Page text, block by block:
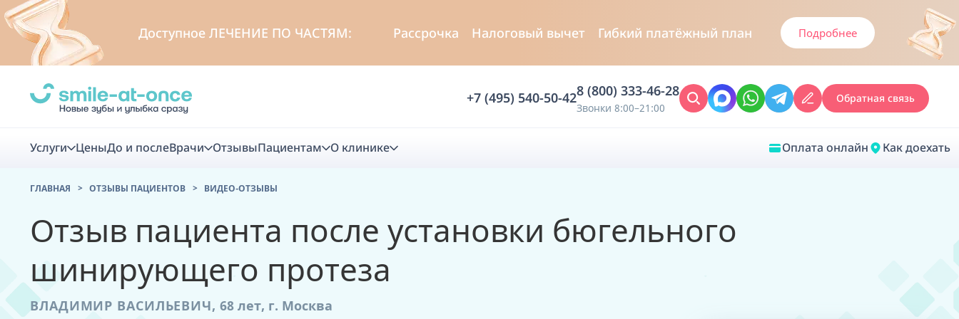
Доступное ЛЕЧЕНИЕ ПО ЧАСТЯМ: Рассрочка Налоговый вычет Гибкий платёжный план Подробнее
+7 (495) 540-50-428 (800) 333-46-28
Звонки 8:00–21:00
Обратная связь
Услуги ЦеныДо и послеВрачи ОтзывыПациентам О клинике Оплата онлайн Как доехать
Комплекс первичной диагностики
Smile VR - анализ клинической копии
ГЛАВНАЯ ОТЗЫВЫ ПАЦИЕНТОВ ВИДЕО-ОТЗЫВЫ
Отзыв пациента после установки бюгельного
шинирующего протеза
ВЛАДИМИР ВАСИЛЬЕВИЧ, 68 лет, г. Москва